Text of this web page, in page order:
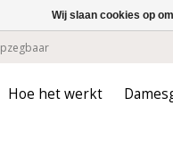
Hoe het werkt
Wij slaan cookies op